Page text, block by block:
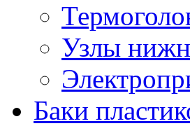
Узлы
Баки